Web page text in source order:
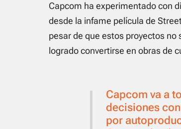
Capcom ha experimentado con
desde la infame película de
pesar de que estos proyectos
logrado convertirse en obras de
Capcom va a
decisiones
por